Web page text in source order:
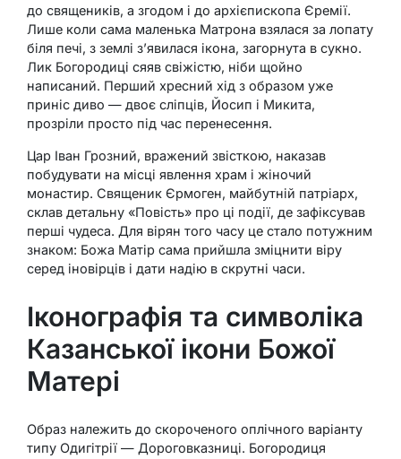
до священиків, а згодом і до архієпископа Єремії.
Лише коли сама маленька Матрона взялася за лопату
біля печі, з землі з’явилася ікона, загорнута в сукно.
Лик Богородиці сяяв свіжістю, ніби щойно
написаний. Перший хресний хід з образом уже
приніс диво — двоє сліпців, Йосип і Микита,
прозріли просто під час перенесення.
Цар Іван Грозний, вражений звісткою, наказав
побудувати на місці явлення храм і жіночий
монастир. Священик Єрмоген, майбутній патріарх,
склав детальну «Повість» про ці події, де зафіксував
перші чудеса. Для вірян того часу це стало потужним
знаком: Божа Матір сама прийшла зміцнити віру
серед іновірців і дати надію в скрутні часи.
Іконографія та символіка
Казанської ікони Божої
Матері
Образ належить до скороченого оплічного варіанту
типу Одигітрії — Дороговказниці. Богородиця